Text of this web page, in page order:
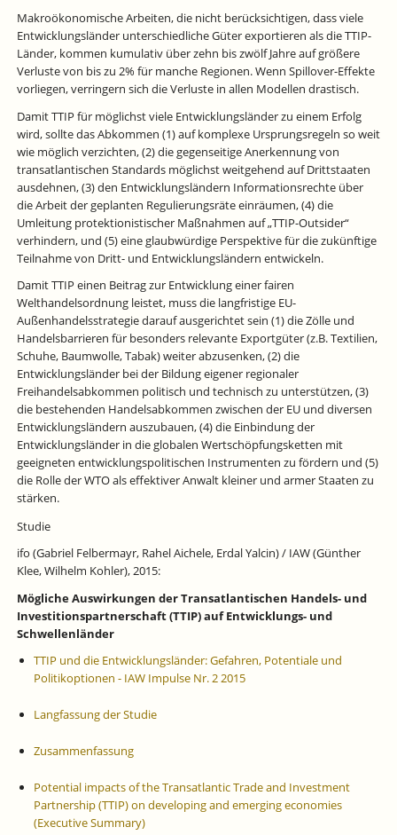
Makroökonomische Arbeiten, die nicht berücksichtigen, dass viele
Entwicklungsländer unterschiedliche Güter exportieren als die TTIP-
Länder, kommen kumulativ über zehn bis zwölf Jahre auf größere
Verluste von bis zu 2% für manche Regionen. Wenn Spillover-Effekte
vorliegen, verringern sich die Verluste in allen Modellen drastisch.
Damit TTIP für möglichst viele Entwicklungsländer zu einem Erfolg
wird, sollte das Abkommen (1) auf komplexe Ursprungsregeln so weit
wie möglich verzichten, (2) die gegenseitige Anerkennung von
transatlantischen Standards möglichst weitgehend auf Drittstaaten
ausdehnen, (3) den Entwicklungsländern Informationsrechte über
die Arbeit der geplanten Regulierungsräte einräumen, (4) die
Umleitung protektionistischer Maßnahmen auf „TTIP-Outsider“
verhindern, und (5) eine glaubwürdige Perspektive für die zukünftige
Teilnahme von Dritt- und Entwicklungsländern entwickeln.
Damit TTIP einen Beitrag zur Entwicklung einer fairen
Welthandelsordnung leistet, muss die langfristige EU-
Außenhandelsstrategie darauf ausgerichtet sein (1) die Zölle und
Handelsbarrieren für besonders relevante Exportgüter (z.B. Textilien,
Schuhe, Baumwolle, Tabak) weiter abzusenken, (2) die
Entwicklungsländer bei der Bildung eigener regionaler
Freihandelsabkommen politisch und technisch zu unterstützen, (3)
die bestehenden Handelsabkommen zwischen der EU und diversen
Entwicklungsländern auszubauen, (4) die Einbindung der
Entwicklungsländer in die globalen Wertschöpfungsketten mit
geeigneten entwicklungspolitischen Instrumenten zu fördern und (5)
die Rolle der WTO als effektiver Anwalt kleiner und armer Staaten zu
stärken.
Studie
ifo (Gabriel Felbermayr, Rahel Aichele, Erdal Yalcin) / IAW (Günther
Klee, Wilhelm Kohler), 2015:
Mögliche Auswirkungen der Transatlantischen Handels- und
Investitionspartnerschaft (TTIP) auf Entwicklungs- und
Schwellenländer
TTIP und die Entwicklungsländer: Gefahren, Potentiale und
Politikoptionen - IAW Impulse Nr. 2 2015
Langfassung der Studie
Zusammenfassung
Potential impacts of the Transatlantic Trade and Investment
Partnership (TTIP) on developing and emerging economies
(Executive Summary)